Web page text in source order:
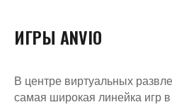
ИГРЫ ANVIO
В центре виртуальных
самая широкая линейка игр